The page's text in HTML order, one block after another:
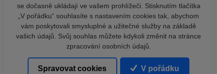
se dočasně ukládají ve vašem prohlížeči. Stisknutím tlačítka
„V pořádku“ souhlasíte s nastavením cookies tak, abychom
vám poskytovali smysluplné a užitečné služby na základě
vašich údajů. Svůj souhlas můžete kdykoli změnit na stránce
zpracování osobních údajů.
Spravovat cookies V pořádku